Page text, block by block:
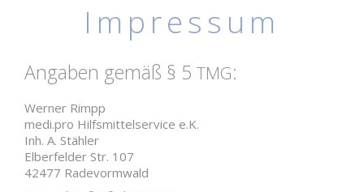
Impressum
Angaben gemäß § 5 TMG:
Werner Rimpp
medi.pro Hilfs­mit­tel­service e.K.
Inh. A. Stähler
Elber­felder Str. 107
42477 Radevormwald